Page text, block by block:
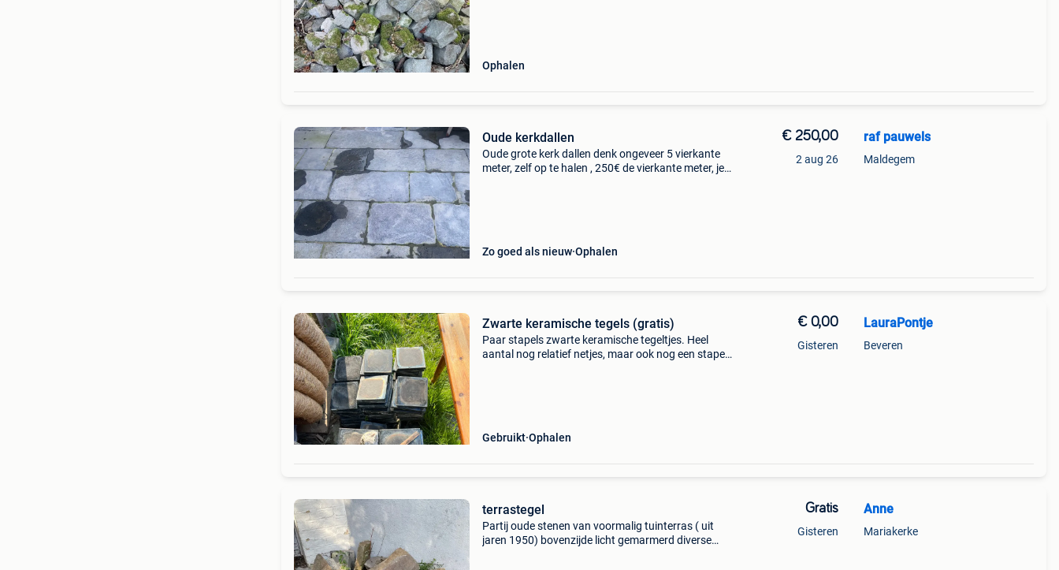
Ophalen
Oude kerkdallen
Oude grote kerk dallen denk ongeveer 5 vierkante
meter, zelf op te halen , 250€ de vierkante meter, je
Zo goed als nieuw Ophalen
€ 250,00
2 aug 26
raf pauwels
Maldegem
Zwarte keramische tegels (gratis)
Paar stapels zwarte keramische tegeltjes. Heel
aantal nog relatief netjes, maar ook nog een stapel
Gebruikt Ophalen
€ 0,00
Gisteren
LauraPontje
Beveren
terrastegel
Partij oude stenen van voormalig tuinterras ( uit
jaren 1950) bovenzijde licht gemarmerd diverse
Gratis
Gisteren
Anne
Mariakerke